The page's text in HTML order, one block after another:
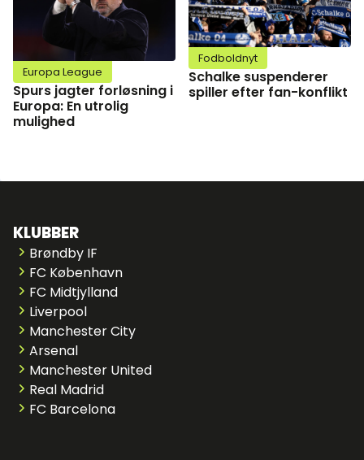
Europa League
Spurs jagter forløsning i
Europa: En utrolig
mulighed
Fodboldnyt
Schalke suspenderer
spiller efter fan-konflikt
KLUBBER
Brøndby IF
FC København
FC Midtjylland
Liverpool
Manchester City
Arsenal
Manchester United
Real Madrid
FC Barcelona